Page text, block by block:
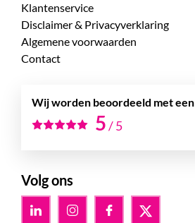
Klantenservice
Disclaimer & Privacyverklaring
Algemene voorwaarden
Contact
Wij worden beoordeeld met een
5/5
Volg ons